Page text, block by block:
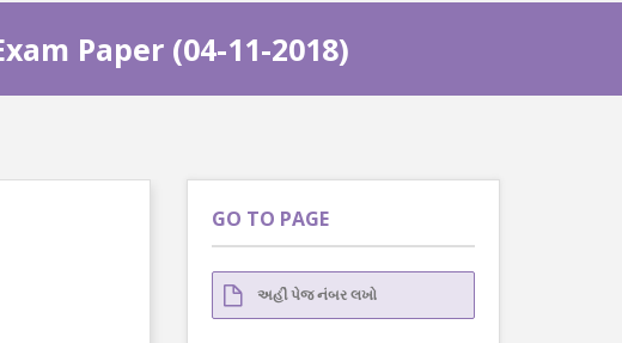
Paper (04-11-2018)
GO TO PAGE